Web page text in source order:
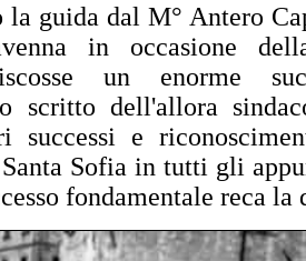
la guida dal M° Antero
in occasione
un enorme
scritto dell'allora
successi e
Sofia in tutti gli
fondamentale reca la